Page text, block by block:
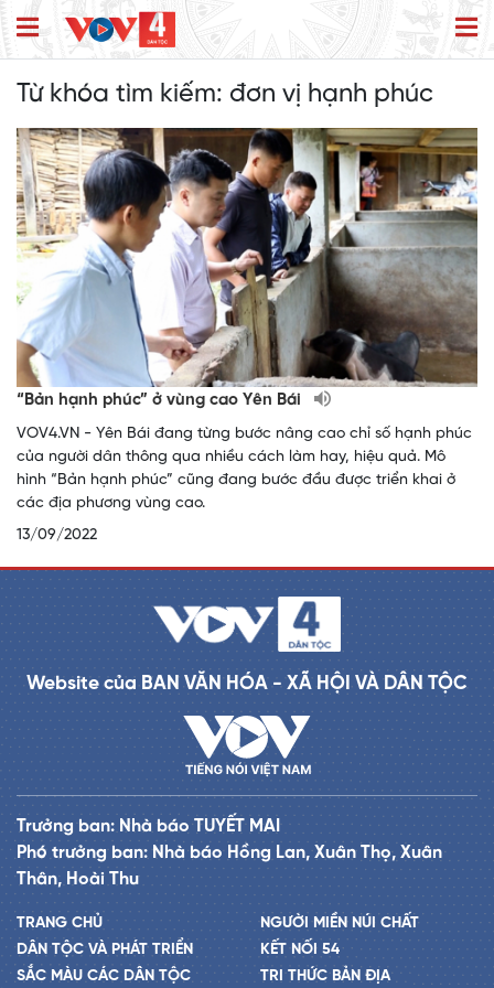
Từ khóa tìm kiếm: đơn vị hạnh phúc
“Bản hạnh phúc” ở vùng cao Yên Bái
VOV4.VN - Yên Bái đang từng bước nâng cao chỉ số hạnh phúc
của người dân thông qua nhiều cách làm hay, hiệu quả. Mô
hình “Bản hạnh phúc” cũng đang bước đầu được triển khai ở
các địa phương vùng cao.
13/09/2022
Website của BAN VĂN HÓA - XÃ HỘI VÀ DÂN TỘC
Trưởng ban: Nhà báo TUYẾT MAI
Phó trưởng ban: Nhà báo Hồng Lan, Xuân Thọ, Xuân
Thân, Hoài Thu
TRANG CHỦ
DÂN TỘC VÀ PHÁT TRIỂN
SẮC MÀU CÁC DÂN TỘC
NGƯỜI MIỀN NÚI CHẤT
KẾT NỐI 54
TRI THỨC BẢN ĐỊA